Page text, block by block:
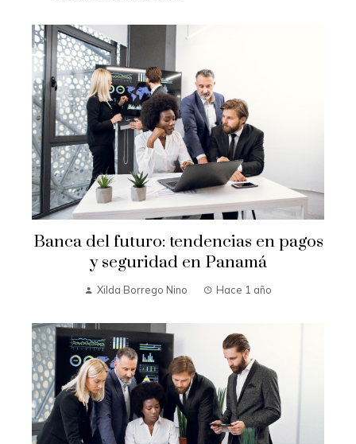
Banca del futuro: tendencias en pagos
y seguridad en Panamá
Xilda Borrego Nino Hace 1 año